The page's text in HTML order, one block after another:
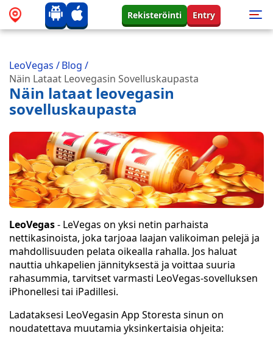
Rekisteröinti Entry
LeoVegas /Blog /
Näin Lataat Leovegasin Sovelluskaupasta
Näin lataat leovegasin
sovelluskaupasta
LeoVegas- LeVegas on yksi netin parhaista
nettikasinoista, joka tarjoaa laajan valikoiman pelejä ja
mahdollisuuden pelata oikealla rahalla. Jos haluat
nauttia uhkapelien jännityksestä ja voittaa suuria
rahasummia, tarvitset varmasti LeoVegas-sovelluksen
iPhonellesi tai iPadillesi.
Ladataksesi LeoVegasin App Storesta sinun on
noudatettava muutamia yksinkertaisia ohjeita: